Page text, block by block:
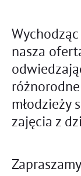
nasza
młodzieży
zajęcia z